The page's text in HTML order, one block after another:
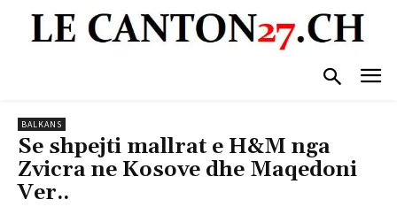
BALKANS
Se shpejti mallrat e H&M nga
Zvicra ne Kosove dhe Maqedoni
Ver..